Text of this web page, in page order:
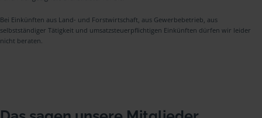
Bei Einkünften aus Land- und Forstwirtschaft, aus Gewerbebetrieb, aus
selbstständiger Tätigkeit und umsatzsteuerpflichtigen Einkünften dürfen wir leider
nicht beraten.